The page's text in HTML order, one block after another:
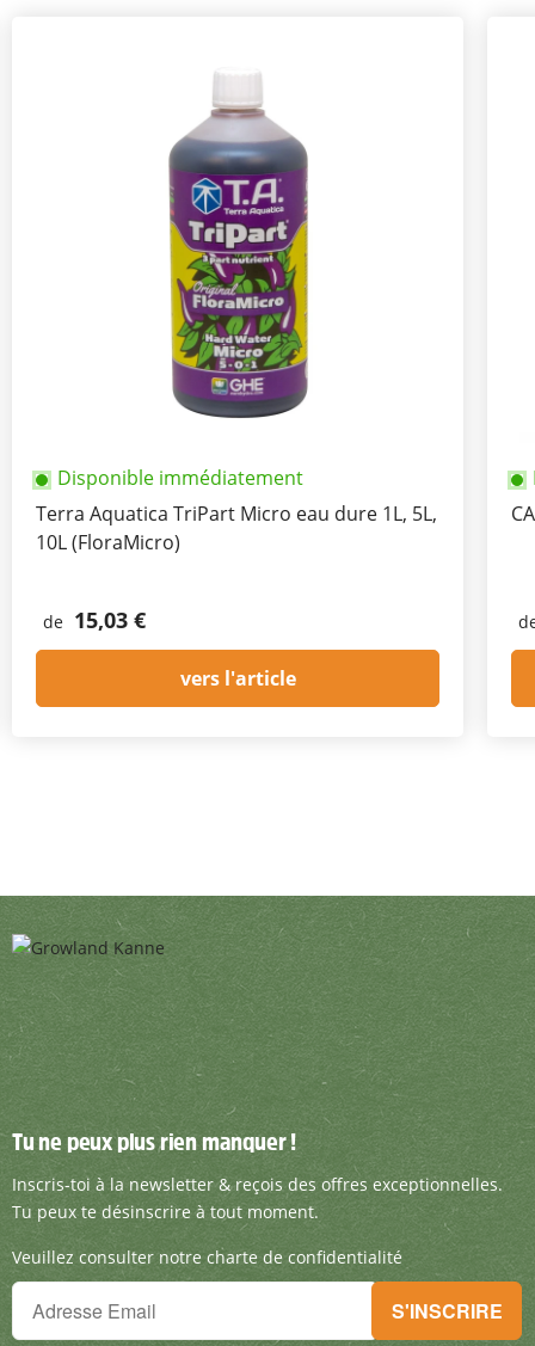
Disponible immédiatement
Terra Aquatica TriPart Micro eau dure 1L, 5L,
10L (FloraMicro)
de 15,03 €
vers l'article
Tu ne peux plus rien manquer !
Inscris-toi à la newsletter & reçois des offres
Tu ne peux plus rien manquer !
Inscris-toi à la newsletter & reçois des offres exceptionnelles.
Tu peux te désinscrire à tout moment.
Veuillez consulter notre charte de confidentialité
Tu ne peux plus rien manquer !
Inscris-toi à la newsletter & reçois des offres exceptionnelles.
S'INSCRIRE